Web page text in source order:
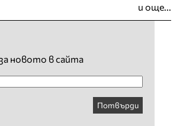
и още...
новото в сайта
Потвърди